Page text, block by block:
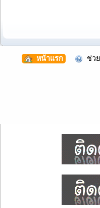
หน้าแรก ช่ว